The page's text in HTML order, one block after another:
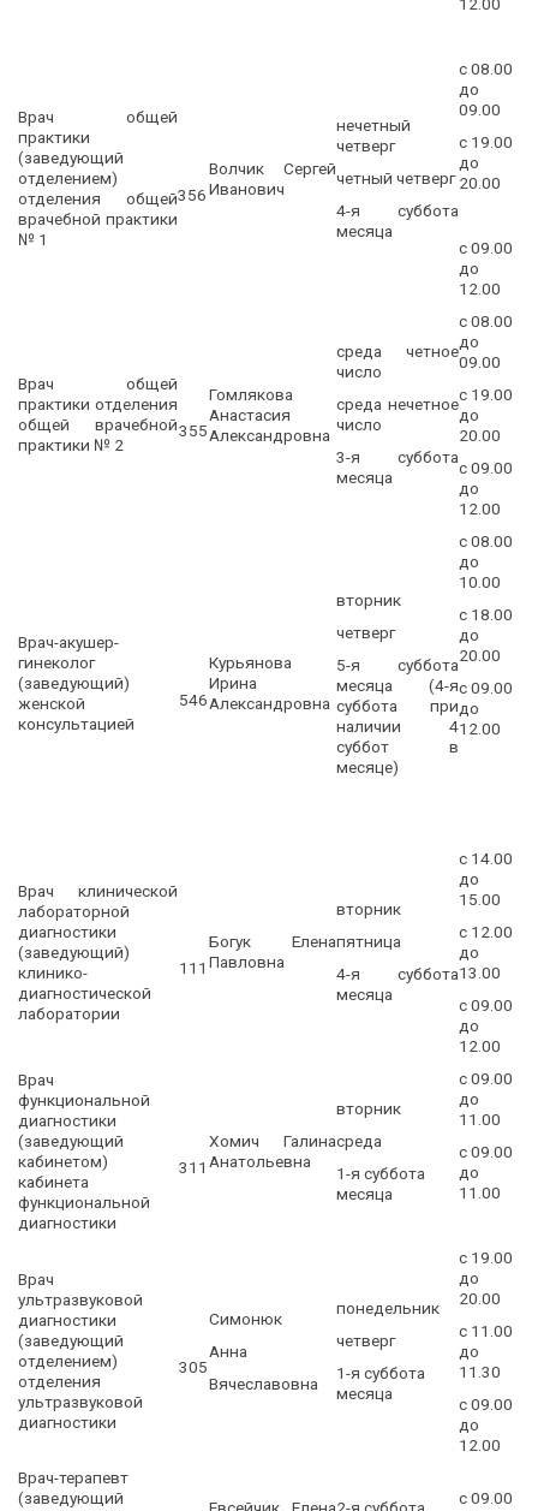
Врач общей
практики
(заведующий
отделением)
отделения общей
врачебной практики
№ 1
356
Волчик Сергей
Иванович
нечетный
четверг
четный четверг
4-я суббота
месяца
с 08.00
до
09.00
с 19.00
до
20.00
с 09.00
до
12.00
Врач общей
практики отделения
общей врачебной
практики № 2
355
Гомлякова
Анастасия
Александровна
среда четное
число
среда нечетное
число
3-я суббота
месяца
с 08.00
до
09.00
с 19.00
до
20.00
с 09.00
до
12.00
Врач-акушер-
гинеколог
(заведующий)
женской
консультацией
546
Курьянова
Ирина
Александровна
вторник
четверг
5-я суббота
месяца (4-я
суббота при
наличии 4
суббот в
месяце)
с 08.00
до
10.00
с 18.00
до
20.00
с 09.00
до
12.00
Врач клинической
лабораторной
диагностики
(заведующий)
клинико-
диагностической
лаборатории
111
Богук Елена
Павловна
вторник
пятница
4-я суббота
месяца
с 14.00
до
15.00
с 12.00
до
13.00
с 09.00
до
12.00
Врач
функциональной
диагностики
(заведующий
кабинетом)
кабинета
функциональной
диагностики
311
Хомич Галина
Анатольевна
вторник
среда
1-я суббота
месяца
с 09.00
до
11.00
с 09.00
до
11.00
Врач
ультразвуковой
диагностики
(заведующий
отделением)
отделения
ультразвуковой
диагностики
305
Симонюк
Анна
Вячеславовна
понедельник
четверг
1-я суббота
месяца
с 19.00
до
20.00
с 11.00
до
11.30
с 09.00
до
12.00
Врач-терапевт
(заведующий
с 09.00